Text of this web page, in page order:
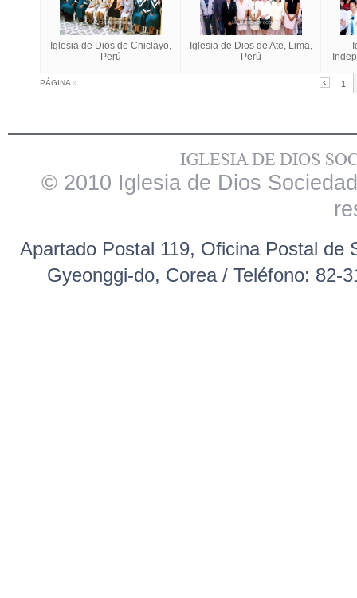
Iglesia de Dios de Chiclayo,
Perú
Iglesia de Dios de Ate, Lima,
Perú
PÁGINA » 1
© 2010 Iglesia de Dios
Apartado Postal 119, Oficina Postal de
Gyeonggi-do, Corea / Teléfono: 82-